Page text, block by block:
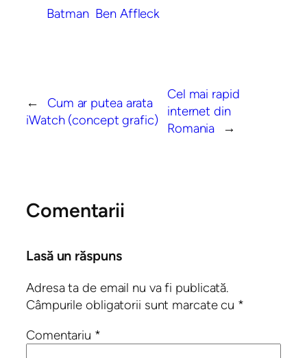
Batman Ben Affleck
←
Cum ar putea arata
iWatch (concept grafic)
Cel mai rapid
internet din
Romania
→
Comentarii
Lasă un răspuns
Adresa ta de email nu va fi publicată.
Câmpurile obligatorii sunt marcate cu *
Comentariu *